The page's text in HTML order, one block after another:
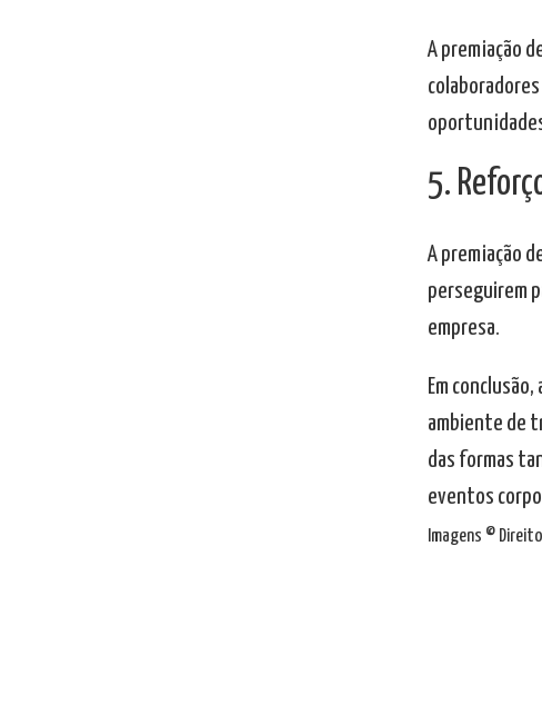
A premiação
5.
A premiação
perseguirem
empresa.
Em
ambiente de
das formas
eventos
Imagens ©